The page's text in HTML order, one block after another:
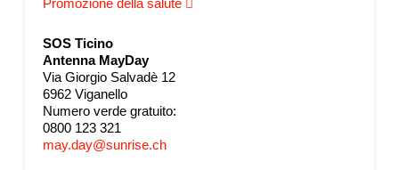
Promozione della salute
SOS Ticino
Antenna MayDay
Via Giorgio Salvadè 12
6962 Viganello
Numero verde gratuito:
0800 123 321
may.day@sunrise.ch